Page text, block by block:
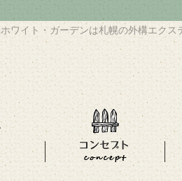
ホワイト・ガーデンは札幌の外構エク